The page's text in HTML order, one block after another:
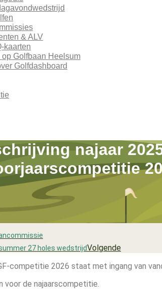
& ALV
kaarten
op Golfbaan Heelsum
Golfdashboard
najaar
27 holes wedstrijdVolgende
competitie 2026 staat met ingang van
voor de najaarscompetitie.